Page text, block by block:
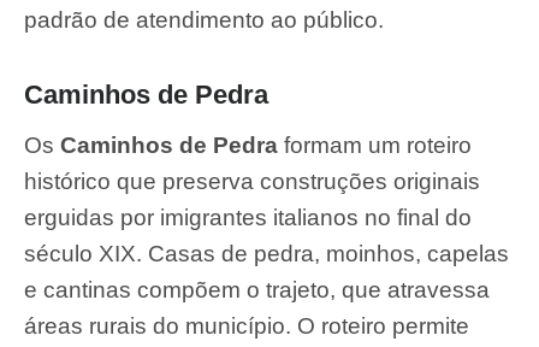
padrão de atendimento ao público.
Caminhos de Pedra
Os Caminhos de Pedra formam um roteiro
histórico que preserva construções originais
erguidas por imigrantes italianos no final do
século XIX. Casas de pedra, moinhos, capelas
e cantinas compõem o trajeto, que atravessa
áreas rurais do município. O roteiro permite